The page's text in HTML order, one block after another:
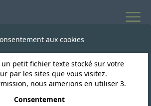
Impact ESG
aux cookies
un petit fichier texte stocké sur votre
par les sites que vous visitez.
nous aimerions en utiliser 3.
Consentement